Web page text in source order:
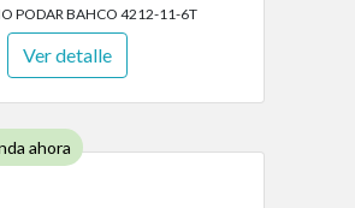
PODAR BAHCO 4212-11-6T
Ver detalle
ahora